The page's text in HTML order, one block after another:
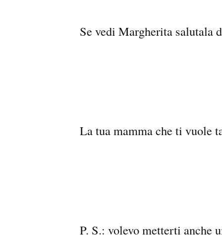
Se vedi Margherita salutala
La tua mamma che ti vuole
P. S.: volevo metterti anche